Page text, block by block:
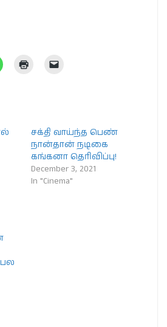
சக்தி வாய்ந்த பெண்
நான்தான் நடிகை
கங்கனா தெரிவிப்பு!
December 3, 2021
In "Cinema"